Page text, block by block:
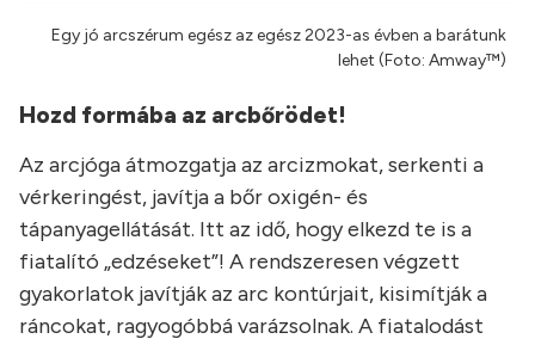
Egy jó arcszérum egész az egész 2023-as évben a barátunk
lehet (Foto: Amway™)
Hozd formába az arcbőrödet!
Az arcjóga átmozgatja az arcizmokat, serkenti a
vérkeringést, javítja a bőr oxigén- és
tápanyagellátását. Itt az idő, hogy elkezd te is a
fiatalító „edzéseket”! A rendszeresen végzett
gyakorlatok javítják az arc kontúrjait, kisimítják a
ráncokat, ragyogóbbá varázsolnak. A fiatalodást